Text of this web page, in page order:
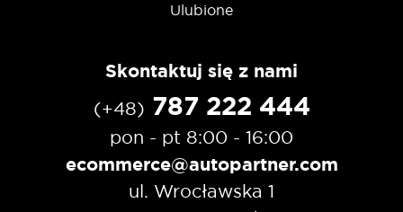
Ulubione
Skontaktuj się z nami
(+48) 787 222 444
pon - pt 8:00 - 16:00
ecommerce@autopartner.com
ul. Wrocławska 1